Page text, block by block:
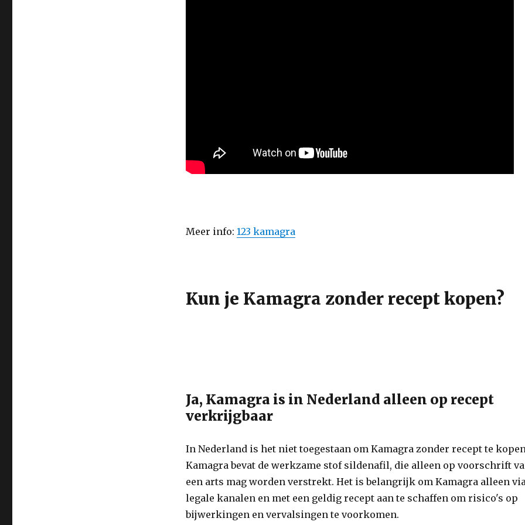
Meer info: 123 kamagra
Kun je Kamagra zonder recept kopen?
Ja, Kamagra is in Nederland alleen op recept
verkrijgbaar
In Nederland is het niet toegestaan om Kamagra zonder recept te
Kamagra bevat de werkzame stof sildenafil, die alleen op voorschrift
een arts mag worden verstrekt. Het is belangrijk om Kamagra alleen
legale kanalen en met een geldig recept aan te schaffen om risico's op
bijwerkingen en vervalsingen te voorkomen.